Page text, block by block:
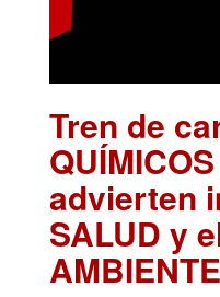
Tren de
advierten
SALUD y
AMBIENTE